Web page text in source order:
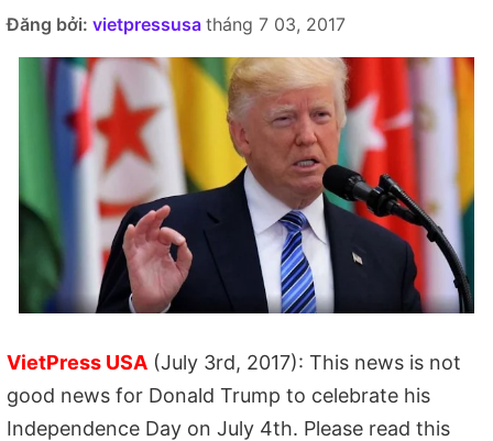
Đăng bởi: vietpressusa tháng 7 03, 2017
VietPress USA (July 3rd, 2017): This news is not
good news for Donald Trump to celebrate his
Independence Day on July 4th. Please read this